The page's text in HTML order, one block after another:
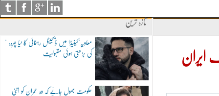
تازہ ترین
"معاویہ"کینیڈا میں ڈیجیٹل رہنمائی کا نیا چہرہ:
کی بڑھتی ہوئی مقبولیت
حکومت بھول جائے کہ وہ عمران کو اتنی